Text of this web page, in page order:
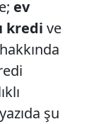
ev
kredi ve
hakkında
şu